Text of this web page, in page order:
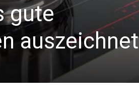
gute
auszeichnet